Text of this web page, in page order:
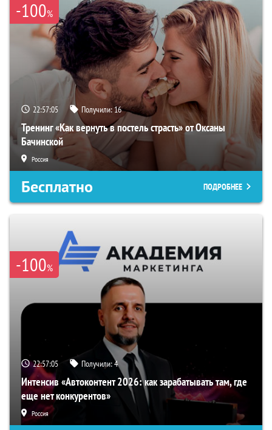
-100%
22:57:04 Получили:16
Тренинг «Как вернуть в постель страсть» от Оксаны
Бачинской
Россия
Бесплатно ПОДРОБНЕЕ
-100%
22:57:04 Получили:4
Интенсив «Автоконтент 2026: как зарабатывать там, где
еще нет конкурентов»
Россия